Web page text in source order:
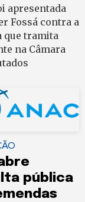
apresentada
Fossá contra a
que tramita
na Câmara
pública